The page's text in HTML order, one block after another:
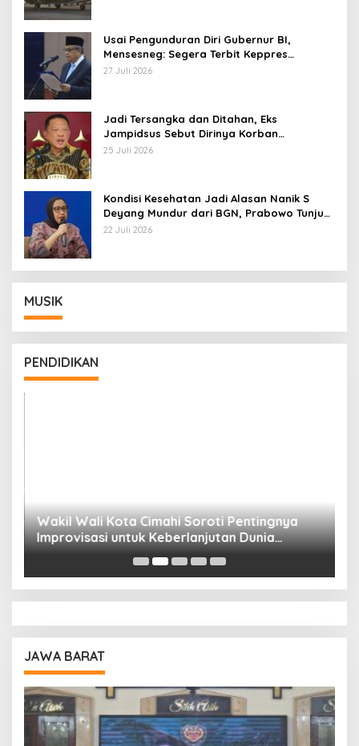
Usai Pengunduran Diri Gubernur BI,
Mensesneg: Segera Terbit Keppres
Pemberhentian dengan Hormat
27 Juli 2026
Jadi Tersangka dan Ditahan, Eks
Jampidsus Sebut Dirinya Korban
Kriminalisasi
25 Juli 2026
Kondisi Kesehatan Jadi Alasan Nanik S
Deyang Mundur dari BGN, Prabowo Tunjuk
Wamentan Sudaryono
22 Juli 2026
MUSIK
PENDIDIKAN
Wakil Wali Kota Cimahi Soroti Pentingnya
Improvisasi untuk Keberlanjutan Dunia
Pendidikan
JAWA BARAT